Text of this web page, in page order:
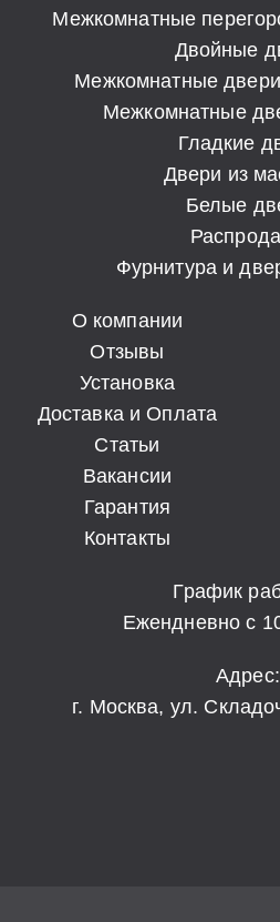
Межкомнатные
Двойные
Межкомнатные
Межкомнатные
Гладкие
Двери из
Белые
Фурнитура и
О компании
Отзывы
Установка
Доставка и Оплата
Статьи
Вакансии
Гарантия
Контакты
График
Ежендневно с
Адрес:
г. Москва, ул.